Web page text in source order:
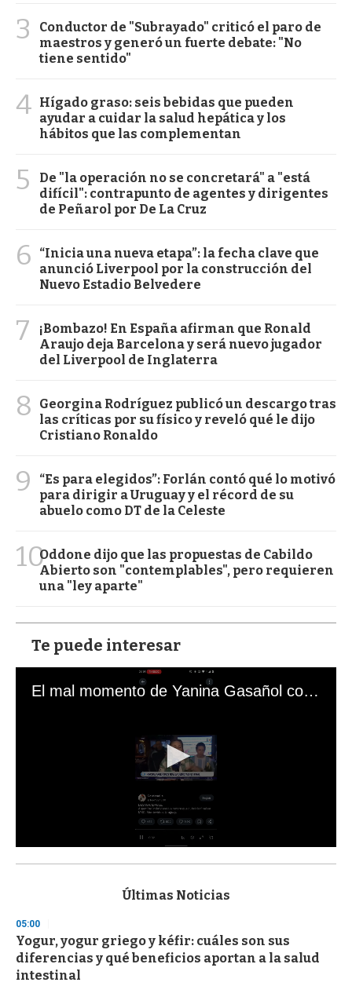
3
Conductor de "Subrayado" criticó el paro de
maestros y generó un fuerte debate: "No
tiene sentido"
4 Hígado graso: seis bebidas que pueden
ayudar a cuidar la salud hepática y los
hábitos que las complementan
5
De "la operación no se concretará" a "está
difícil": contrapunto de agentes y dirigentes
de Peñarol por De La Cruz
6
“Inicia una nueva etapa”: la fecha clave que
anunció Liverpool por la construcción del
Nuevo Estadio Belvedere
7
¡Bombazo! En España afirman que Ronald
Araujo deja Barcelona y será nuevo jugador
del Liverpool de Inglaterra
8
Georgina Rodríguez publicó un descargo tras
las críticas por su físico y reveló qué le dijo
Cristiano Ronaldo
9
“Es para elegidos”: Forlán contó qué lo motivó
para dirigir a Uruguay y el récord de su
abuelo como DT de la Celeste
10Oddone dijo que las propuestas de Cabildo
Abierto son "contemplables", pero requieren
una "ley aparte"
Te puede interesar
El mal momento de Yanina Gasañol con un hincha argentino en "Subrayado"
s
d
s
o
f
3
Últimas Noticias
05:00
Yogur, yogur griego y kéfir: cuáles son sus
diferencias y qué beneficios aportan a la salud
intestinal